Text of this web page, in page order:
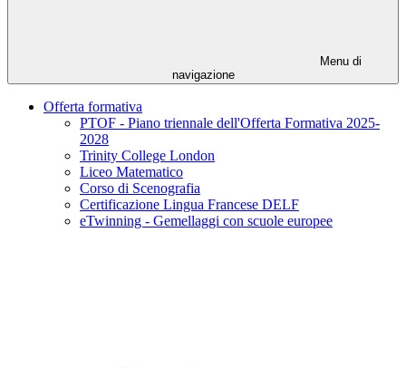
Menu di
navigazione
Offerta formativa
PTOF - Piano triennale dell'Offerta Formativa 2025-
2028
Trinity College London
Liceo Matematico
Corso di Scenografia
Certificazione Lingua Francese DELF
eTwinning - Gemellaggi con scuole europee